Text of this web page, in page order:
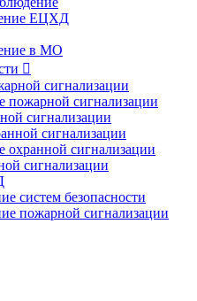
ЕЦХД
в МО

сигнализации
пожарной сигнализации
сигнализации
сигнализации
охранной сигнализации
сигнализации
систем безопасности
пожарной сигнализации